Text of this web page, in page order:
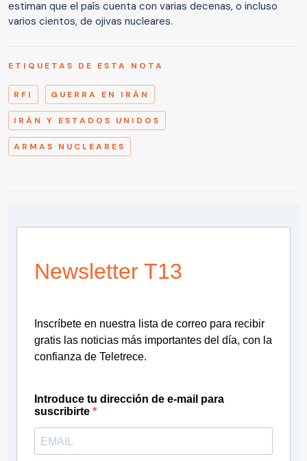
estiman que el país cuenta con varias decenas, o incluso
varios cientos, de ojivas nucleares.
ETIQUETAS DE ESTA NOTA
RFI GUERRA EN IRÁN
IRÁN Y ESTADOS UNIDOS
ARMAS NUCLEARES
Newsletter T13
Inscríbete en nuestra lista de correo para recibir
gratis las noticias más importantes del día, con la
confianza de Teletrece.
Introduce tu dirección de e-mail para
suscribirte